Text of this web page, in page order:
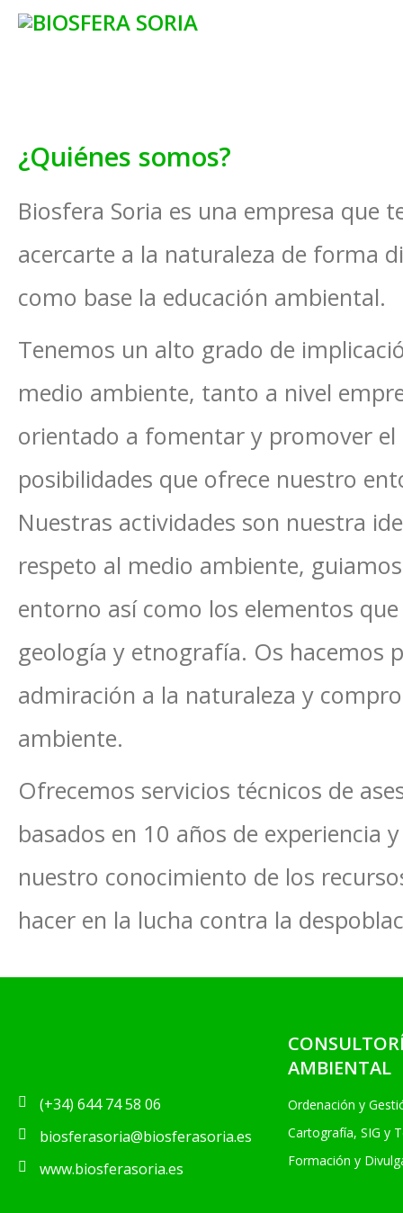
¿Quiénes somos?
Biosfera Soria es una empresa que
acercarte a la naturaleza de forma
como base la educación ambiental.
Tenemos un alto grado de
medio ambiente, tanto a nivel
orientado a fomentar y promover
posibilidades que ofrece nuestro
Nuestras actividades son nuestra
respeto al medio ambiente,
entorno así como los elementos
geología y etnografía. Os hacemos
admiración a la naturaleza y
ambiente.
Ofrecemos servicios técnicos de
basados en 10 años de experiencia
nuestro conocimiento de los
hacer en la lucha contra la
(+34) 644 74 58 06
biosferasoria@biosferasoria.es
www.biosferasoria.es
AMBIENTAL
Ordenación y
Cartografía, SIG y
Formación y